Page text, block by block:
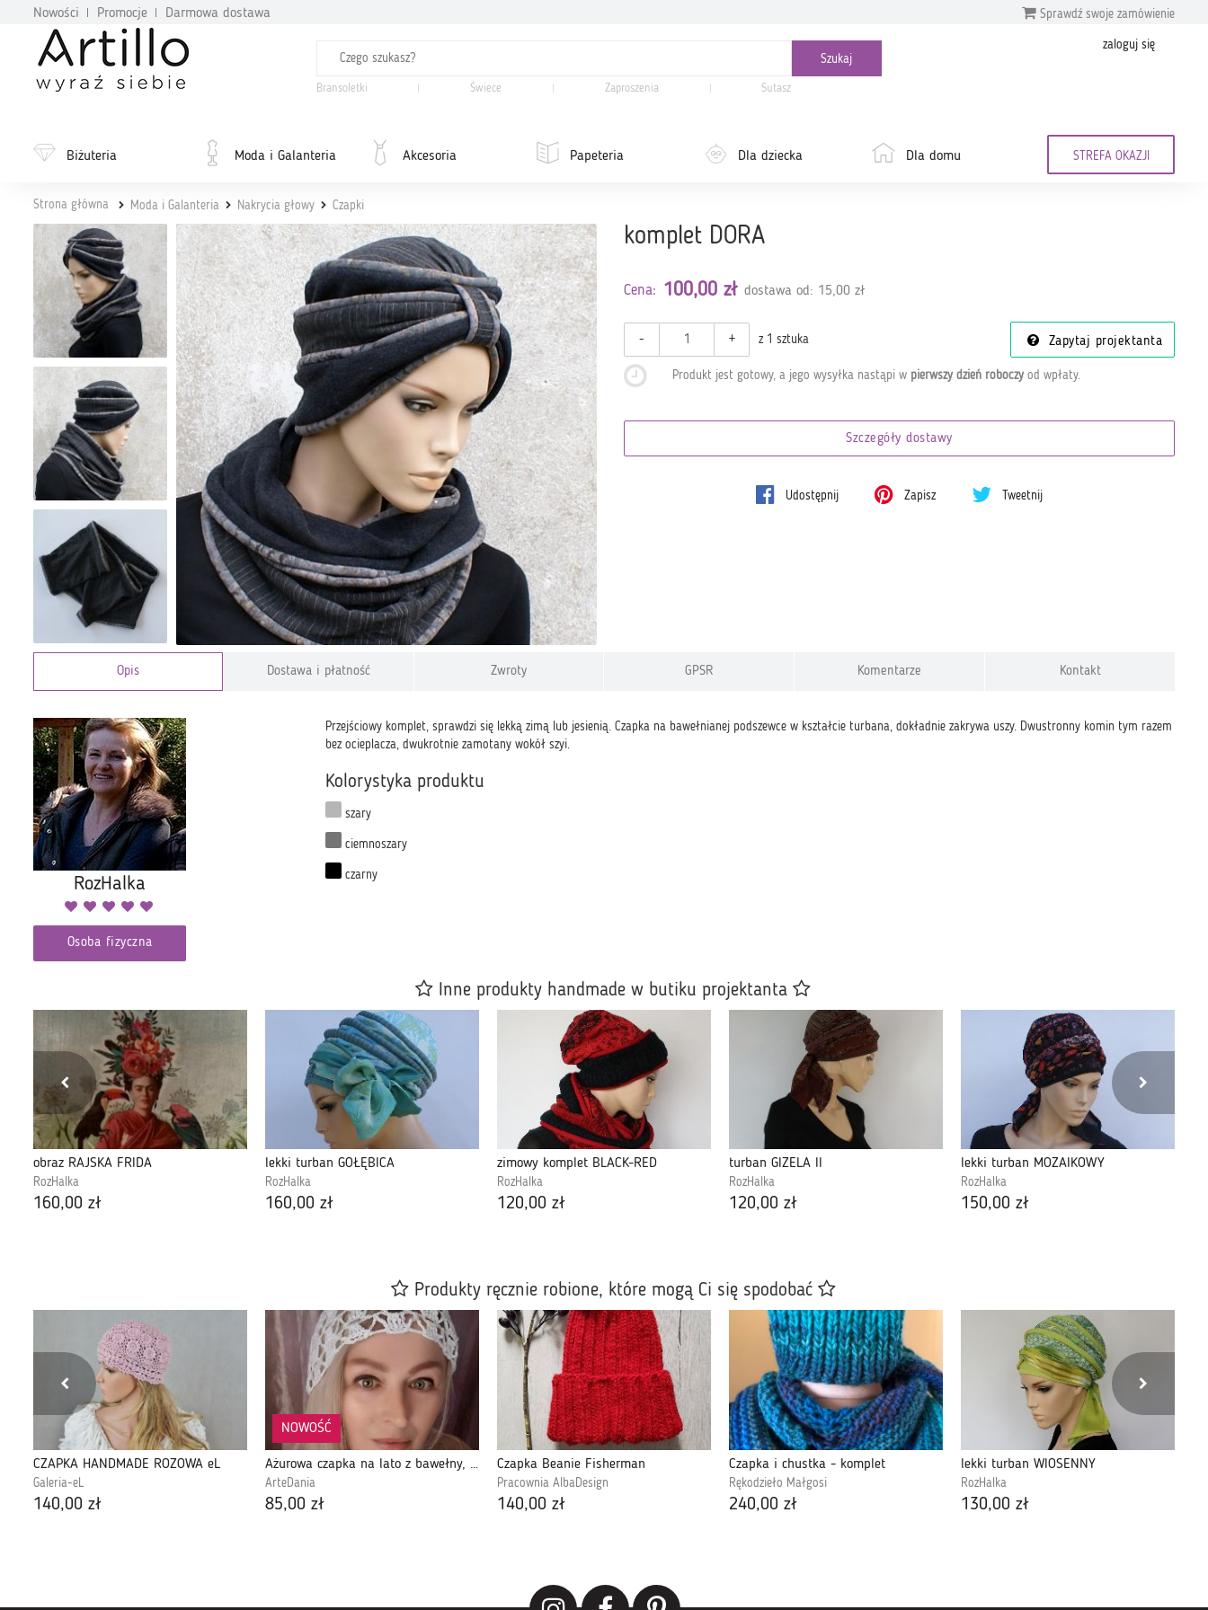
Nowości Promocje Darmowa dostawa Sprawdź swoje zamówienie
Bransoletki Świece Zaproszenia Sutasz
zaloguj się
Biżuteria Moda i Galanteria Akcesoria Papeteria Dla dziecka Dla domu STREFA OKAZJI
Strona główna Moda i Galanteria Nakrycia głowy Czapki
komplet DORA
Cena: 100,00 zł dostawa od: 15,00 zł
- + z 1 sztuka Zapytaj projektanta
Produkt jest gotowy, a jego wysyłka nastąpi w pierwszy dzień roboczyod wpłaty.
Szczegóły dostawy
Udostępnij Zapisz Tweetnij
Opis Dostawa i płatność Zwroty GPSR Komentarze Kontakt
Przejściowy komplet, sprawdzi się lekką zimą lub jesienią. Czapka na bawełnianej podszewce w kształcie turbana, dokładnie zakrywa uszy. Dwustronny komin tym razem
bez ocieplacza, dwukrotnie zamotany wokół szyi.
Kolorystyka produktu
szary
ciemnoszary
czarny
RozHalka
Osoba fizyczna
Inne produkty handmade w butiku projektanta
obraz RAJSKA FRIDA
RozHalka
160,00 zł
lekki turban GOŁĘBICA
RozHalka
160,00 zł
zimowy komplet BLACK-RED
RozHalka
120,00 zł
turban GIZELA II
RozHalka
120,00 zł
lekki turban MOZAIKOWY
RozHalka
150,00 zł
Produkty ręcznie robione, które mogą Ci się spodobać
CZAPKA HANDMADE RÓŻOWA eL
Galeria-eL
140,00 zł
NOWOŚĆ
Ażurowa czapka na lato z bawełny, biała
ArteDania
85,00 zł
Czapka Beanie Fisherman
Pracownia AlbaDesign
140,00 zł
Czapka i chustka - komplet
Rękodzieło Małgosi
240,00 zł
lekki turban WIOSENNY
RozHalka
130,00 zł